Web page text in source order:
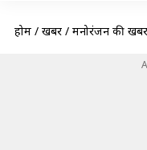
होम / खबरें / मनोरंजन की खबरें